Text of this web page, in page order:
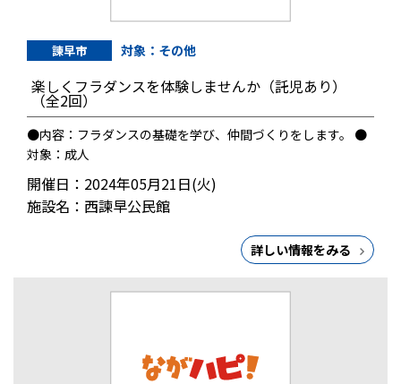
諫早市 対象：その他
楽しくフラダンスを体験しませんか（託児あり）
（全2回）
●内容：フラダンスの基礎を学び、仲間づくりをします。 ●
対象：成人
開催日：2024年05月21日(火)
施設名：西諫早公民館
詳しい情報をみる